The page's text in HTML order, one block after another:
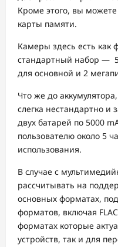
Кроме этого, вы можете
карты памяти.
Камеры здесь есть как
стандартный набор — 5
для основной и 2
Что же до
слегка нестандартно и
двух батарей по 5000
пользователю около 5
использования.
В случае с
рассчитывать на
основных форматах,
форматов, включая
форматах которые
устройств, так и для